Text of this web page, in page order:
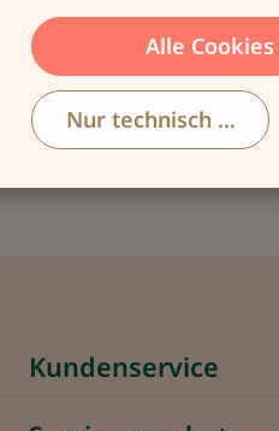
Unsere neue,
Light 2SN kann durch
und Ablassen von Luft
Kundenservice
Alle
Nur technisch